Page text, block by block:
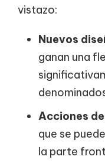
vistazo:
Nuevos
ganan una
Acciones
que se
la parte